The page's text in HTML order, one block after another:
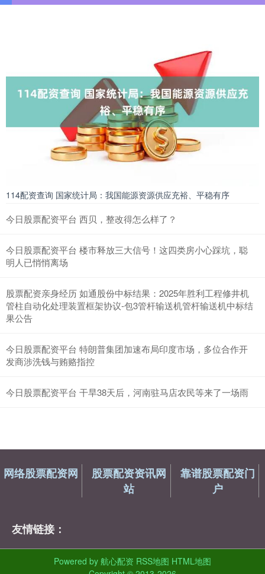
114配资查询 国家统计局：我国能源资源供应充裕、平稳有序
今日股票配资平台 西贝，整改得怎么样了？
今日股票配资平台 楼市释放三大信号！这四类房小心踩坑，聪
明人已悄悄离场
股票配资亲身经历 如通股份中标结果：2025年胜利工程修井机
管柱自动化处理装置框架协议-包3管杆输送机管杆输送机中标结
果公告
今日股票配资平台 特朗普集团加速布局印度市场，多位合作开
发商涉洗钱与贿赂指控
今日股票配资平台 干旱38天后，河南驻马店农民等来了一场雨
网络股票配资网
股票配资资讯网
站
靠谱股票配资门
户
友情链接：
Powered by 航心配资 RSS地图 HTML地图